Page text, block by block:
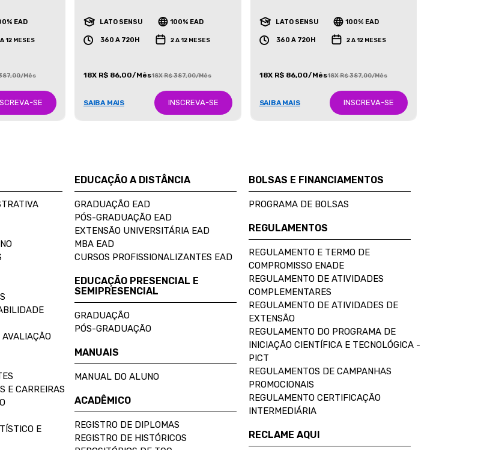
EAD
12 MESES
Mês
SE
LATO SENSU 100% EAD
360 A 720H 2 A 12 MESES
18X R$ 86,00/Mês18X R$ 387,00/Mês
SAIBA MAIS INSCREVA-SE
LATO SENSU 100% EAD
360 A 720H 2 A 12 MESES
18X R$ 86,00/Mês18X R$ 387,00/Mês
SAIBA MAIS INSCREVA-SE
AVALIAÇÃO
E CARREIRAS
E
EDUCAÇÃO A DISTÂNCIA
GRADUAÇÃO EAD
PÓS-GRADUAÇÃO EAD
EXTENSÃO UNIVERSITÁRIA EAD
MBA EAD
CURSOS PROFISSIONALIZANTES EAD
EDUCAÇÃO PRESENCIAL E
SEMIPRESENCIAL
GRADUAÇÃO
PÓS-GRADUAÇÃO
MANUAIS
MANUAL DO ALUNO
ACADÊMICO
REGISTRO DE DIPLOMAS
REGISTRO DE HISTÓRICOS
BOLSAS E FINANCIAMENTOS
PROGRAMA DE BOLSAS
REGULAMENTOS
REGULAMENTO E TERMO DE
COMPROMISSO ENADE
REGULAMENTO DE ATIVIDADES
COMPLEMENTARES
REGULAMENTO DE ATIVIDADES DE
EXTENSÃO
REGULAMENTO DO PROGRAMA DE
INICIAÇÃO CIENTÍFICA E TECNOLÓGICA -
PICT
REGULAMENTOS DE CAMPANHAS
PROMOCIONAIS
REGULAMENTO CERTIFICAÇÃO
INTERMEDIÁRIA
RECLAME AQUI